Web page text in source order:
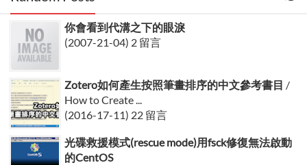
你會看到代溝之下的眼淚
(2007-21-04) 2 留言
Zotero如何產生按照筆畫排序的中文參考書目 /
How to Create ...
(2016-17-11) 22 留言
光碟救援模式(rescue mode)用fsck修復無法啟動
的CentOS